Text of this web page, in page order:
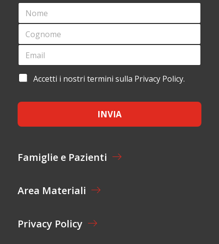
N
M
*
C
G
O
E
*
E
M
A
L
E
A
I
L
A
E
T
O
*
Accetti i nostri termini sulla Privacy Policy.
INVIA
Famiglie e Pazienti
Area Materiali
Privacy Policy